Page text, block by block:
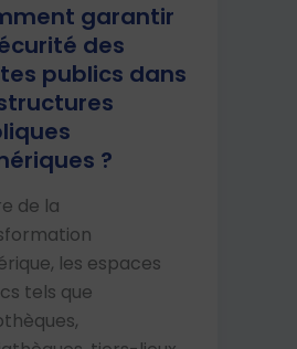
garantir
des
publics dans
?
de la
les espaces
tels que